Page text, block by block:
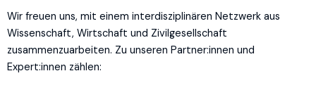
Wir freuen uns, mit einem interdisziplinären Netzwerk aus
Wissenschaft, Wirtschaft und Zivilgesellschaft
zusammenzuarbeiten. Zu unseren Partner:innen und
Expert:innen zählen: